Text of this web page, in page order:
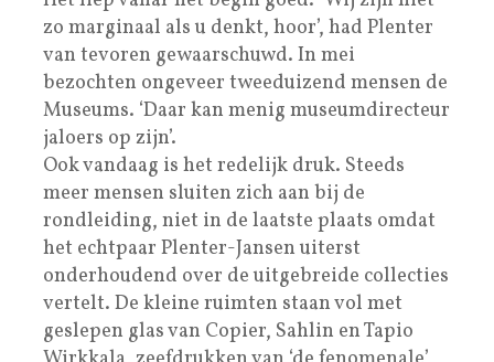
zo marginaal als u denkt, hoor’, had Plenter
van tevoren gewaarschuwd. In mei
bezochten ongeveer tweeduizend mensen de
Museums. ‘Daar kan menig museumdirecteur
jaloers op zijn’.
Ook vandaag is het redelijk druk. Steeds
meer mensen sluiten zich aan bij de
rondleiding, niet in de laatste plaats omdat
het echtpaar Plenter-Jansen uiterst
onderhoudend over de uitgebreide collecties
vertelt. De kleine ruimten staan vol met
geslepen glas van Copier, Sahlin en Tapio